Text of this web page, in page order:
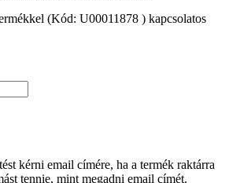
(Kód: U00011878 ) kapcsolatos
kérni email címére, ha a termék raktárra
tennie, mint megadni email címét.